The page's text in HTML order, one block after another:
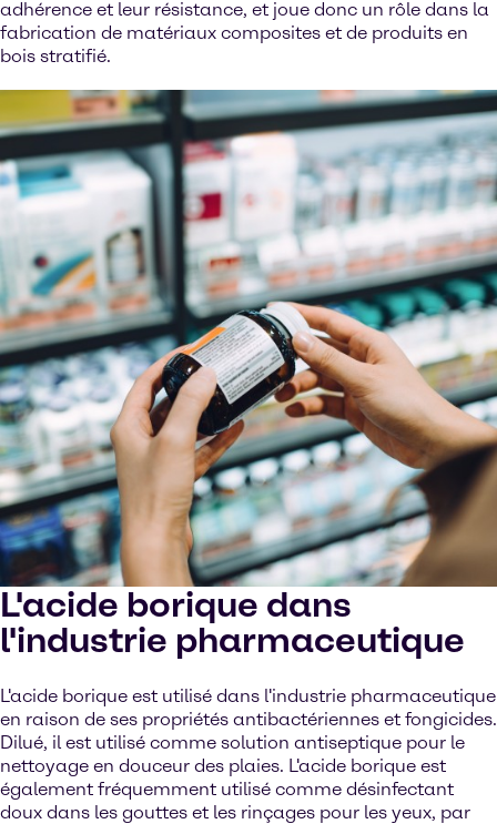
adhérence et leur résistance, et joue donc un rôle dans la
fabrication de matériaux composites et de produits en
bois stratifié.
L'acide borique dans
l'industrie pharmaceutique
L'acide borique est utilisé dans l'industrie pharmaceutique
en raison de ses propriétés antibactériennes et fongicides.
Dilué, il est utilisé comme solution antiseptique pour le
nettoyage en douceur des plaies. L'acide borique est
également fréquemment utilisé comme désinfectant
doux dans les gouttes et les rinçages pour les yeux, par